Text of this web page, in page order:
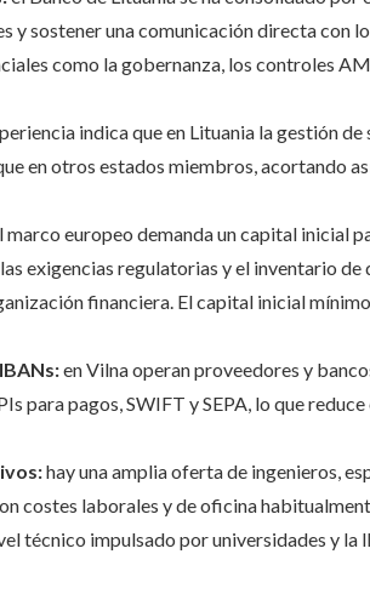
y sostener una comunicación directa con
como la gobernanza, los controles
indica que en Lituania la gestión
en otros estados miembros, acortando
marco europeo demanda un capital inicial
exigencias regulatorias y el inventario de
financiera. El capital inicial
en Vilna operan proveedores y
para pagos, SWIFT y SEPA, lo que
hay una amplia oferta de ingenieros,
costes laborales y de oficina
técnico impulsado por universidades y la